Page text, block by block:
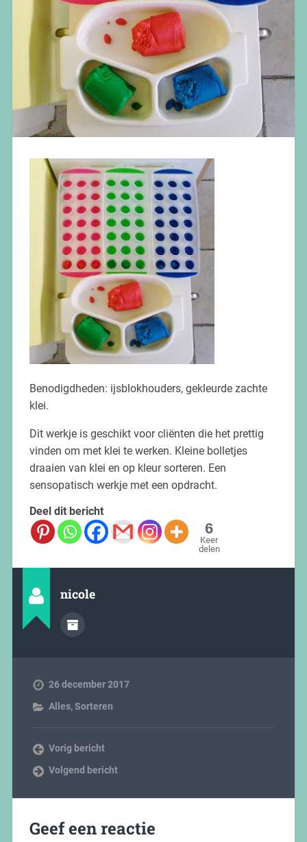
Benodigdheden: ijsblokhouders, gekleurde zachte
klei.
Dit werkje is geschikt voor cliënten die het prettig
vinden om met klei te werken. Kleine bolletjes
draaien van klei en op kleur sorteren. Een
sensopatisch werkje met een opdracht.
Deel dit bericht
6
Keer
delen
nicole
26 december 2017
Alles,Sorteren
Vorig bericht
Volgend bericht
Geef een reactie